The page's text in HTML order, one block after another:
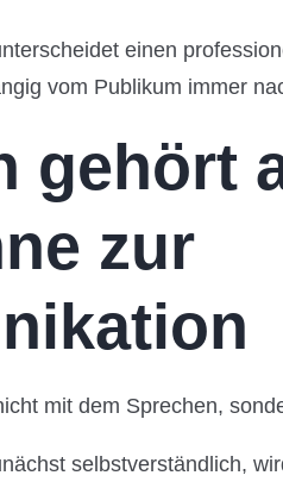
einen
vom Publikum immer
gehört
zur
mit dem Sprechen,
selbstverständlich,